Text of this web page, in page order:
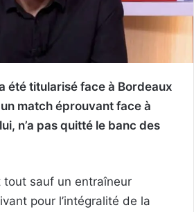
été titularisé face à Bordeaux
match éprouvant face à
n’a pas quitté le banc des
tout sauf un entraîneur
pour l’intégralité de la